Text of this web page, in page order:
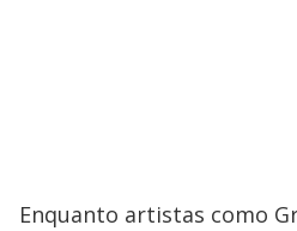
Enquanto artistas como